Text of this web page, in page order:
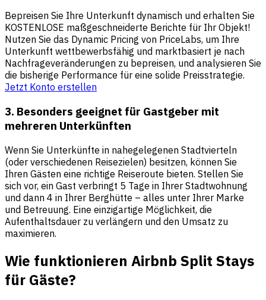
Bepreisen Sie Ihre Unterkunft dynamisch und erhalten Sie
KOSTENLOSE maßgeschneiderte Berichte für Ihr Objekt!
Nutzen Sie das Dynamic Pricing von PriceLabs, um Ihre
Unterkunft wettbewerbsfähig und marktbasiert je nach
Nachfrageveränderungen zu bepreisen, und analysieren Sie
die bisherige Performance für eine solide Preisstrategie.
Jetzt Konto erstellen
3. Besonders geeignet für Gastgeber mit
mehreren Unterkünften
Wenn Sie Unterkünfte in nahegelegenen Stadtvierteln
(oder verschiedenen Reisezielen) besitzen, können Sie
Ihren Gästen eine richtige Reiseroute bieten. Stellen Sie
sich vor, ein Gast verbringt 5 Tage in Ihrer Stadtwohnung
und dann 4 in Ihrer Berghütte – alles unter Ihrer Marke
und Betreuung. Eine einzigartige Möglichkeit, die
Aufenthaltsdauer zu verlängern und den Umsatz zu
maximieren.
Wie funktionieren Airbnb Split Stays
für Gäste?